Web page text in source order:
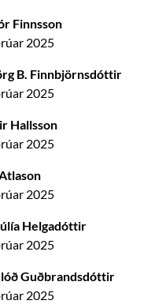
Finnsson
2025
B. Finnbjörnsdóttir
2025
Hallsson
2025
2025
Helgadóttir
2025
Guðbrandsdóttir
2025